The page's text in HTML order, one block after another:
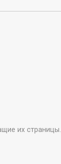
их страницы.